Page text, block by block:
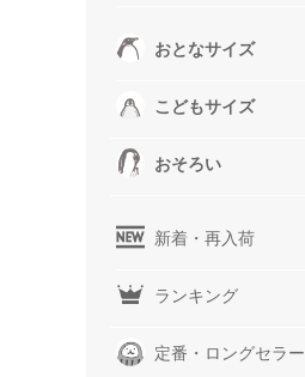
おとなサイズ
こどもサイズ
おそろい
新着・再入荷
ランキング
定番・ロングセラー